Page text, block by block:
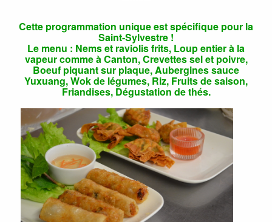
Cette programmation unique est spécifique pour la
Saint-Sylvestre !
Le menu : Nems et raviolis frits, Loup entier à la
vapeur comme à Canton, Crevettes sel et poivre,
Boeuf piquant sur plaque, Aubergines sauce
Yuxuang, Wok de légumes, Riz, Fruits de saison,
Friandises, Dégustation de thés.